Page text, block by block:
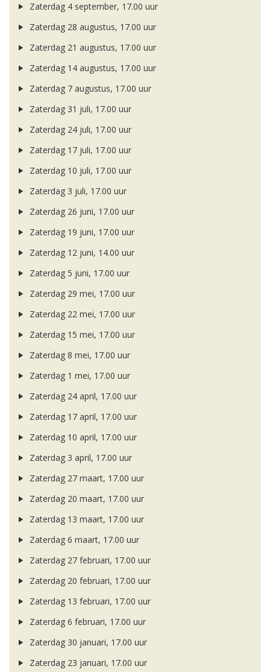
Zaterdag 4 september, 17.00 uur
Zaterdag 28 augustus, 17.00 uur
Zaterdag 21 augustus, 17.00 uur
Zaterdag 14 augustus, 17.00 uur
Zaterdag 7 augustus, 17.00 uur
Zaterdag 31 juli, 17.00 uur
Zaterdag 24 juli, 17.00 uur
Zaterdag 17 juli, 17.00 uur
Zaterdag 10 juli, 17.00 uur
Zaterdag 3 juli, 17.00 uur
Zaterdag 26 juni, 17.00 uur
Zaterdag 19 juni, 17.00 uur
Zaterdag 12 juni, 14.00 uur
Zaterdag 5 juni, 17.00 uur
Zaterdag 29 mei, 17.00 uur
Zaterdag 22 mei, 17.00 uur
Zaterdag 15 mei, 17.00 uur
Zaterdag 8 mei, 17.00 uur
Zaterdag 1 mei, 17.00 uur
Zaterdag 24 april, 17.00 uur
Zaterdag 17 april, 17.00 uur
Zaterdag 10 april, 17.00 uur
Zaterdag 3 april, 17.00 uur
Zaterdag 27 maart, 17.00 uur
Zaterdag 20 maart, 17.00 uur
Zaterdag 13 maart, 17.00 uur
Zaterdag 6 maart, 17.00 uur
Zaterdag 27 februari, 17.00 uur
Zaterdag 20 februari, 17.00 uur
Zaterdag 13 februari, 17.00 uur
Zaterdag 6 februari, 17.00 uur
Zaterdag 30 januari, 17.00 uur
Zaterdag 23 januari, 17.00 uur